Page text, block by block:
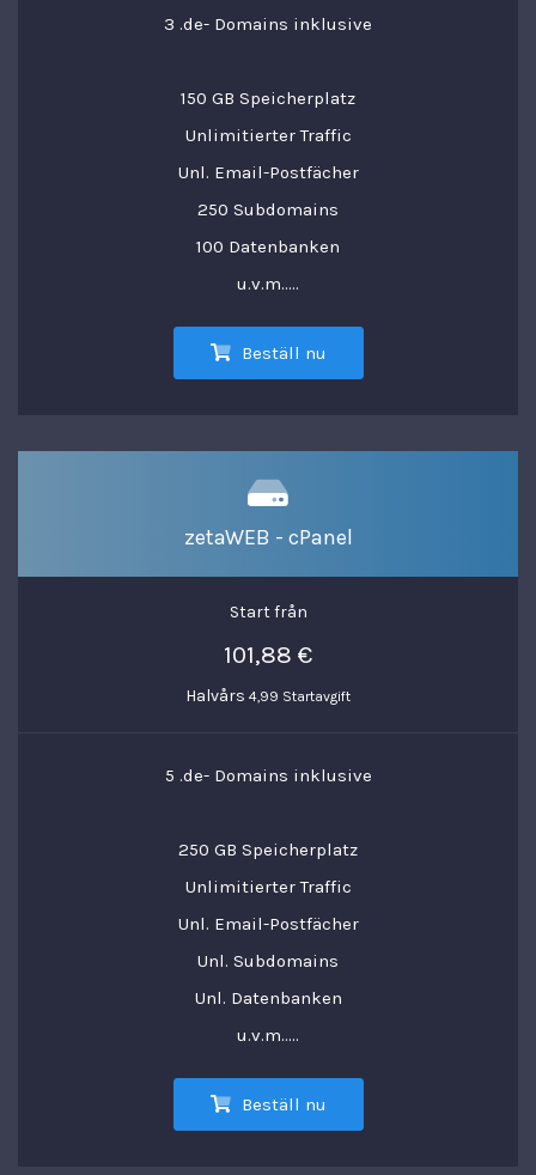
3 .de- Domains inklusive
150 GB Speicherplatz
Unlimitierter Traffic
Unl. Email-Postfächer
250 Subdomains
100 Datenbanken
u.v.m.....
Beställ nu
zetaWEB - cPanel
Start från
101,88 €
Halvårs 4,99 Startavgift
5 .de- Domains inklusive
250 GB Speicherplatz
Unlimitierter Traffic
Unl. Email-Postfächer
Unl. Subdomains
Unl. Datenbanken
u.v.m.....
Beställ nu